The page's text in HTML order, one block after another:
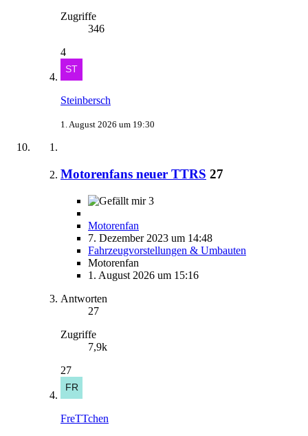
Zugriffe
346
4
Steinbersch
1. August 2026 um 19:30
Motorenfans neuer TTRS 27
3
Motorenfan
7. Dezember 2023 um 14:48
Fahrzeugvorstellungen & Umbauten
Motorenfan
1. August 2026 um 15:16
Antworten
27
Zugriffe
7,9k
27
FreTTchen